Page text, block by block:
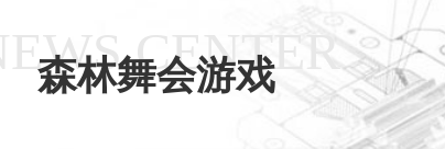
NEWS CENTER
森林舞会游戏